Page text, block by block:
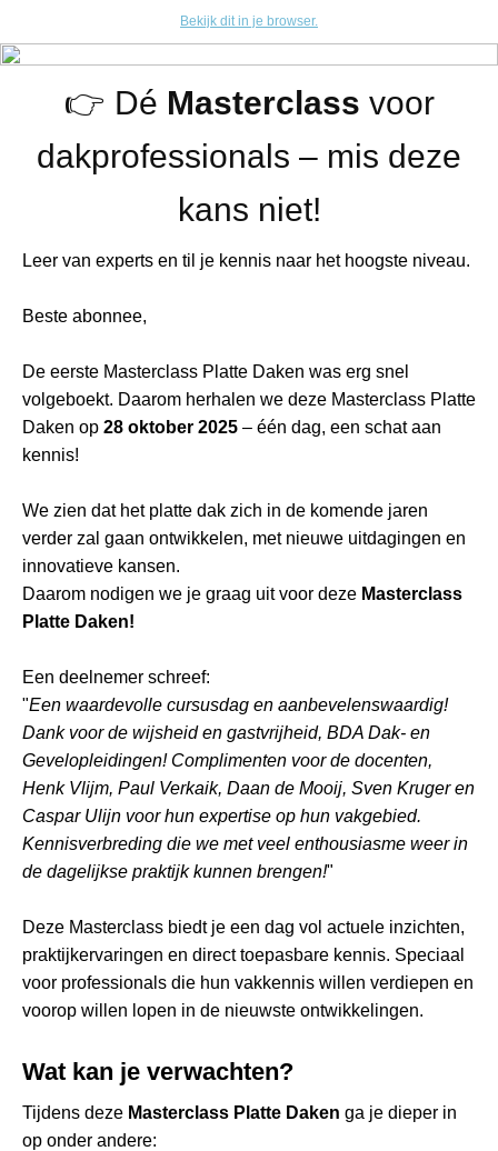
Bekijk dit in je browser.
👉 Dé Masterclass voor
dakprofessionals – mis deze
kans niet!
Leer van experts en til je kennis naar het hoogste niveau.
Beste abonnee,
De eerste Masterclass Platte Daken was erg snel
volgeboekt. Daarom herhalen we deze Masterclass Platte
Daken op 28 oktober 2025 – één dag, een schat aan
kennis!
We zien dat het platte dak zich in de komende jaren
verder zal gaan ontwikkelen, met nieuwe uitdagingen en
innovatieve kansen.
Daarom nodigen we je graag uit voor deze Masterclass
Platte Daken!
Een deelnemer schreef:
"Een waardevolle cursusdag en aanbevelenswaardig!
Dank voor de wijsheid en gastvrijheid, BDA Dak- en
Gevelopleidingen! Complimenten voor de docenten,
Henk Vlijm, Paul Verkaik, Daan de Mooij, Sven Kruger en
Caspar Ulijn voor hun expertise op hun vakgebied.
Kennisverbreding die we met veel enthousiasme weer in
de dagelijkse praktijk kunnen brengen!"
Deze Masterclass biedt je een dag vol actuele inzichten,
praktijkervaringen en direct toepasbare kennis. Speciaal
voor professionals die hun vakkennis willen verdiepen en
voorop willen lopen in de nieuwste ontwikkelingen.
Wat kan je verwachten?
Tijdens deze Masterclass Platte Daken ga je dieper in
op onder andere: